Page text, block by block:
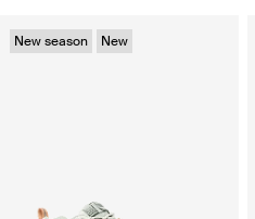
New season New